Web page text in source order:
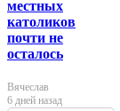
местных
католиков
почти не
осталось
Вячеслав
6 дней назад